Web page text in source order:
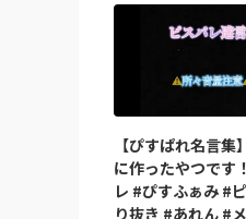
【ぴすぱれ名言集
に作ったやつです
レ #ぴすふぁみ #
り抜き #あれん #